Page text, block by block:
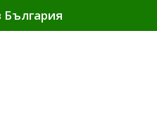
България